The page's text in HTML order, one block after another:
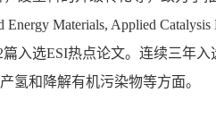
Energy Materials, Applied
入选ESI热点论文。连续三年
氢和降解有机污染物等方面。